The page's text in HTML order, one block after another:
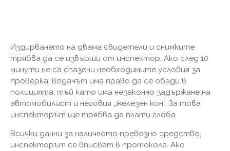
Издирването на двама свидетели и снимките
трябва да се извърши от инспектор. Ако след 10
минути не са спазени необходимите условия за
проверка, водачът има право да се обади в
полицията, тъй като има незаконно задържане на
автомобилист и неговия „железен кон“. За това
инспекторът ще трябва да плати глоба.
Всички данни за наличното превозно средство,
инспекторът се вписват в протокола. Ако